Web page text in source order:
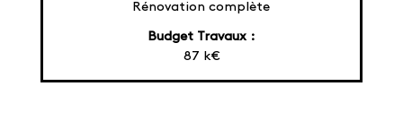
Rénovation complète
Budget Travaux :
87 k€